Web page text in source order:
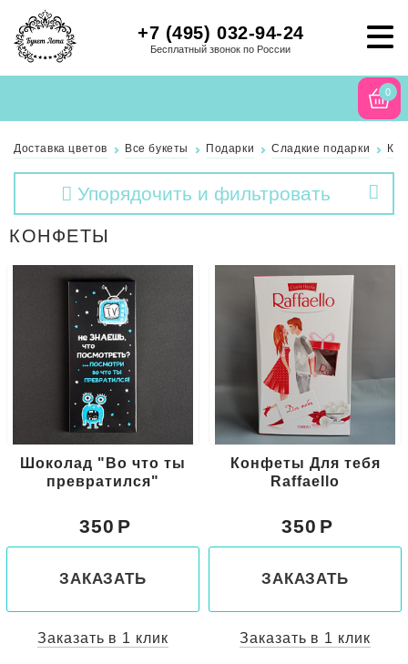
+7 (495) 032-94-24
Бесплатный звонок по России
0
Доставка цветов Все букеты Подарки Сладкие подарки
Упорядочить и фильтровать
КОНФЕТЫ
Шоколад "Во что ты
превратился"
350
ЗАКАЗАТЬ
Заказать в 1 клик
Конфеты Для тебя
Raffaello
350
ЗАКАЗАТЬ
Заказать в 1 клик